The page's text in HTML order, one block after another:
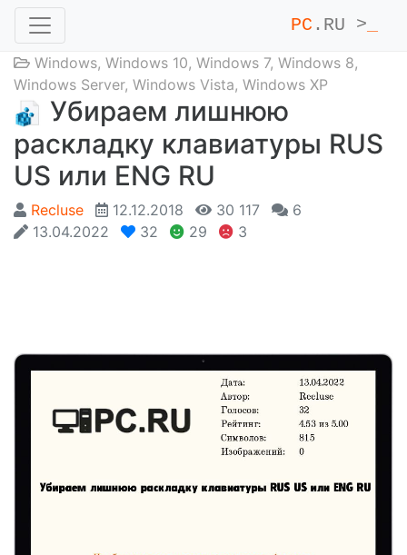
PC .RU >
Windows, Windows 10, Windows 7, Windows 8,
Windows Server, Windows Vista, Windows XP
Убираем лишнюю
раскладку клавиатуры RUS
US или ENG RU
Recluse 12.12.2018 30 117
6
13.04.2022
32 29 3